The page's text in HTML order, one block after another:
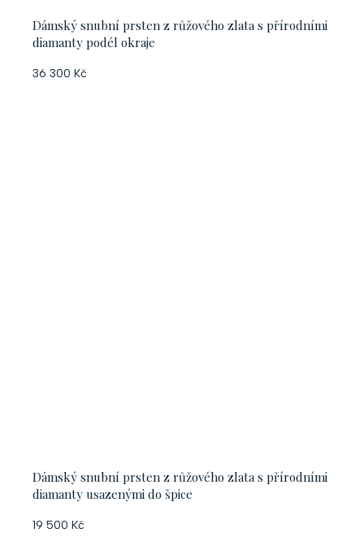
Dámský snubní prsten z růžového zlata s přírodními
diamanty podél okraje
36 300 Kč
Dámský snubní prsten z růžového zlata s přírodními
diamanty usazenými do špice
19 500 Kč